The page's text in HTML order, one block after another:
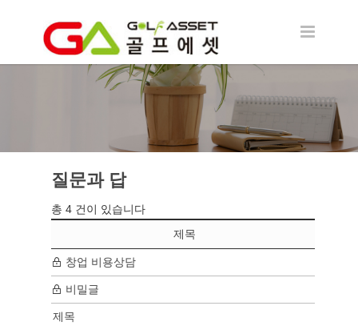
질문과 답
질문과 답
총 4 건이 있습니다
제목
창업 비용상담
비밀글
제목